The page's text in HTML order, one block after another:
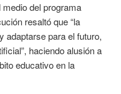
del programa
resaltó que “la
adaptarse para el futuro,
haciendo alusión a
educativo en la